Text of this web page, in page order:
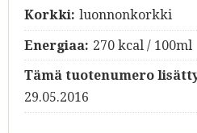
Korkki: luonnonkorkki
Energiaa: 270 kcal / 100ml
Tämä tuotenumero
29.05.2016